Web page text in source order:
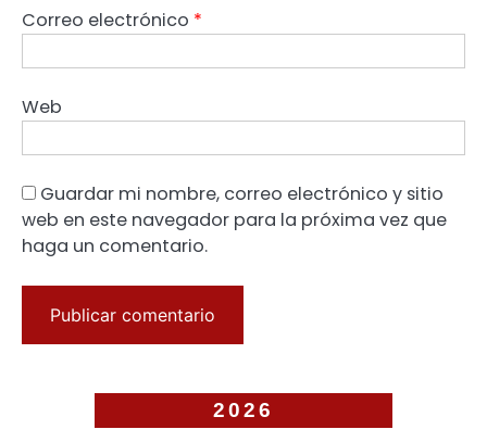
Correo electrónico *
Web
Guardar mi nombre, correo electrónico y sitio
web en este navegador para la próxima vez que
haga un comentario.
2026